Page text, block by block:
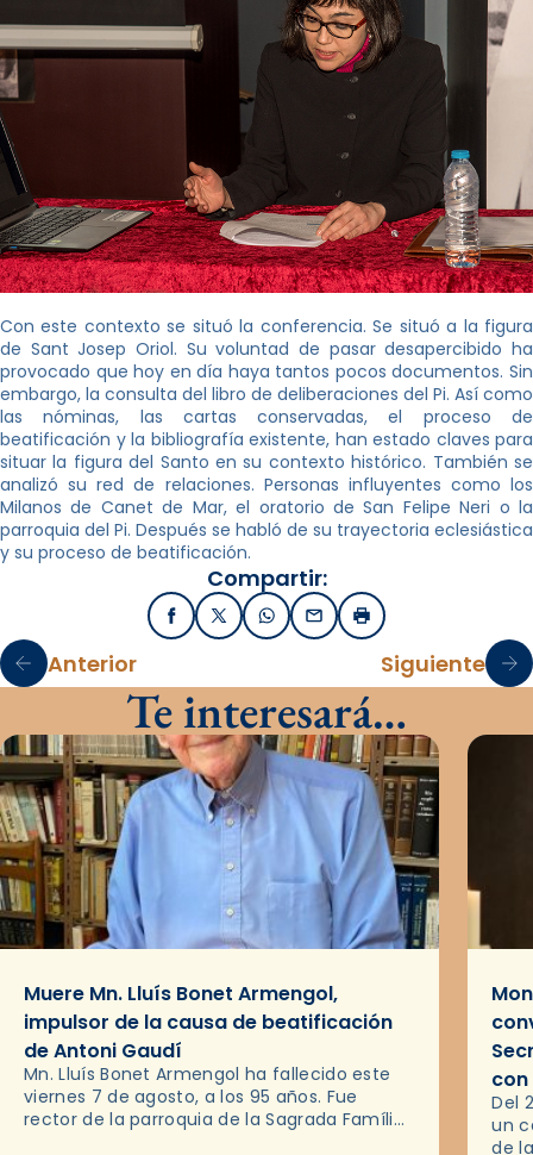
Con este contexto se situó la conferencia. Se situó a la figura
de Sant Josep Oriol. Su voluntad de pasar desapercibido ha
provocado que hoy en día haya tantos pocos documentos. Sin
embargo, la consulta del libro de deliberaciones del Pi. Así como
las nóminas, las cartas conservadas, el proceso de
beatificación y la bibliografía existente, han estado claves para
situar la figura del Santo en su contexto histórico. También se
analizó su red de relaciones. Personas influyentes como los
Milanos de Canet de Mar, el oratorio de San Felipe Neri o la
parroquia del Pi. Después se habló de su trayectoria eclesiástica
y su proceso de beatificación.
Compartir:
FacebookX / TwitterWhatsApp
EmailImprimir
Anterior Siguiente
Te interesará…
Muere Mn. Lluís Bonet Armengol,
impulsor de la causa de beatificación
de Antoni Gaudí
Mn. Lluís Bonet Armengol ha fallecido este
viernes 7 de agosto, a los 95 años. Fue
rector de la parroquia de la Sagrada Família
Del
un
de